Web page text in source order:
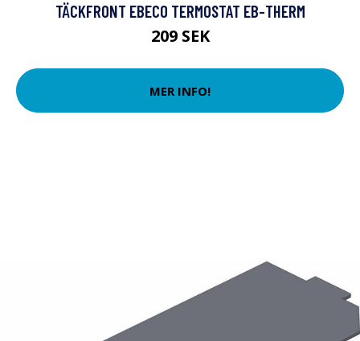
TÄCKFRONT EBECO TERMOSTAT EB-THERM
209 SEK
MER INFO!